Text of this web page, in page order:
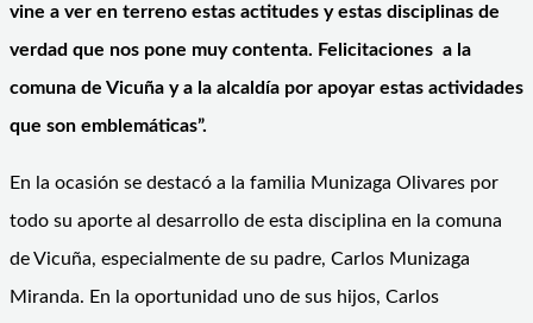
vine a ver en terreno estas actitudes y estas disciplinas de
verdad que nos pone muy contenta. Felicitaciones a la
comuna de Vicuña y a la alcaldía por apoyar estas actividades
que son emblemáticas”.
En la ocasión se destacó a la familia Munizaga Olivares por
todo su aporte al desarrollo de esta disciplina en la comuna
de Vicuña, especialmente de su padre, Carlos Munizaga
Miranda. En la oportunidad uno de sus hijos, Carlos